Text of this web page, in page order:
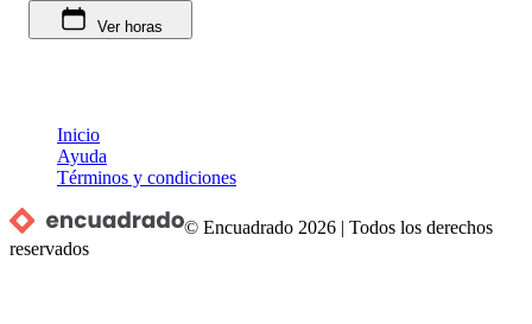
Ver horas
Inicio
Ayuda
Términos y condiciones
© Encuadrado 2026 |Todos los derechos
reservados